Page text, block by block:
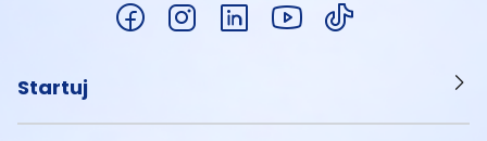
Startuj